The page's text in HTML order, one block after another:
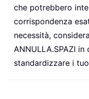
che potrebbero
corrispondenza
necessità,
ANNULLA.SPAZI
standardizzare i